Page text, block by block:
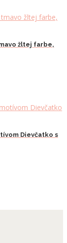
žltej farbe,
Dievčatko s